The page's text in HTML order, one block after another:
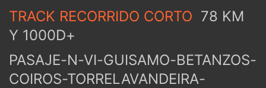
TRACK RECORRIDO CORTO 78 KM
Y 1000D+
PASAJE-N-VI-GUISAMO-BETANZOS-
COIROS-TORRELAVANDEIRA-